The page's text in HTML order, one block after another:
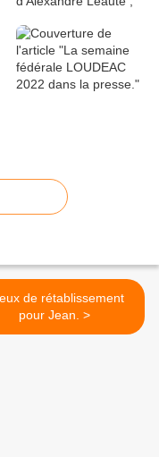
de rétablissement
pour Jean. >